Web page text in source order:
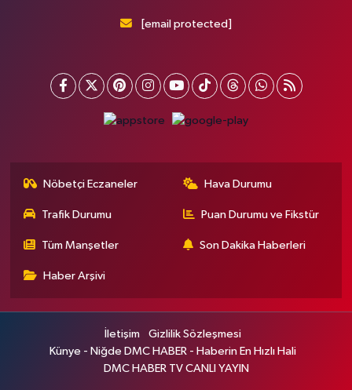
[email protected]
Nöbetçi Eczaneler Hava Durumu
Trafik Durumu Puan Durumu ve Fikstür
Tüm Manşetler Son Dakika Haberleri
Haber Arşivi
İletişim
Gizlilik Sözleşmesi
Künye - Niğde DMC HABER - Haberin En Hızlı Hali
DMC HABER TV CANLI YAYIN